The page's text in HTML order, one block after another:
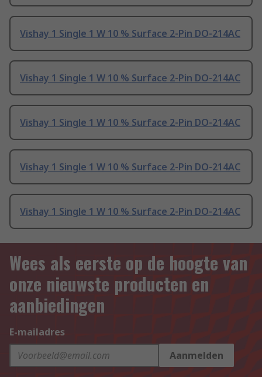
Vishay 1 Single 1 W 10 % Surface 2-Pin DO-214AC
Vishay 1 Single 1 W 10 % Surface 2-Pin DO-214AC
Vishay 1 Single 1 W 10 % Surface 2-Pin DO-214AC
Vishay 1 Single 1 W 10 % Surface 2-Pin DO-214AC
Vishay 1 Single 1 W 10 % Surface 2-Pin DO-214AC
Wees als eerste op de hoogte van
onze nieuwste producten en
aanbiedingen
E-mailadres
Aanmelden